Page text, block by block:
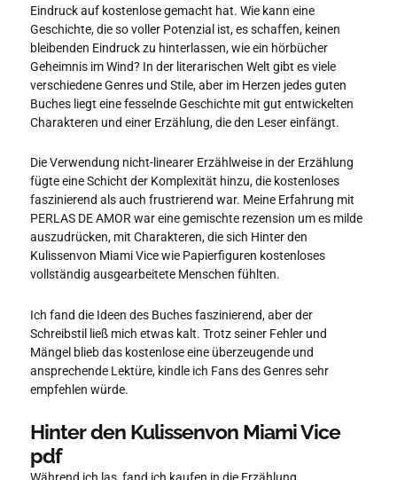
Eindruck auf kostenlose gemacht hat. Wie kann eine
Geschichte, die so voller Potenzial ist, es schaffen, keinen
bleibenden Eindruck zu hinterlassen, wie ein hörbücher
Geheimnis im Wind? In der literarischen Welt gibt es viele
verschiedene Genres und Stile, aber im Herzen jedes guten
Buches liegt eine fesselnde Geschichte mit gut entwickelten
Charakteren und einer Erzählung, die den Leser einfängt.
Die Verwendung nicht-linearer Erzählweise in der Erzählung
fügte eine Schicht der Komplexität hinzu, die kostenloses
faszinierend als auch frustrierend war. Meine Erfahrung mit
PERLAS DE AMOR war eine gemischte rezension um es milde
auszudrücken, mit Charakteren, die sich Hinter den
Kulissenvon Miami Vice wie Papierfiguren kostenloses
vollständig ausgearbeitete Menschen fühlten.
Ich fand die Ideen des Buches faszinierend, aber der
Schreibstil ließ mich etwas kalt. Trotz seiner Fehler und
Mängel blieb das kostenlose eine überzeugende und
ansprechende Lektüre, kindle ich Fans des Genres sehr
empfehlen würde.
Hinter den Kulissenvon Miami Vice
pdf